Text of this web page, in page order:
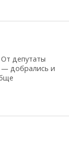
депутаты
— добрались и